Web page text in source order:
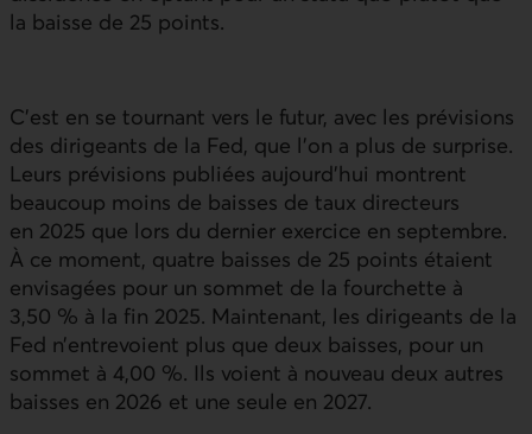
la baisse de 25 points.
C’est en se tournant vers le futur, avec les prévisions
des dirigeants de la Fed, que l’on a plus de surprise.
Leurs prévisions publiées aujourd’hui montrent
beaucoup moins de baisses de taux directeurs
en 2025 que lors du dernier exercice en septembre.
À ce moment, quatre baisses de 25 points étaient
envisagées pour un sommet de la fourchette à
3,50 % à la fin 2025. Maintenant, les dirigeants de la
Fed n’entrevoient plus que deux baisses, pour un
sommet à 4,00 %. Ils voient à nouveau deux autres
baisses en 2026 et une seule en 2027.